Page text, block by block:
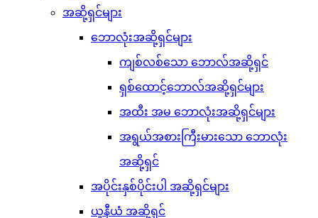
အဆို့ရှင်များ
ဘောလုံးအဆို့ရှင်များ
ကျစ်လစ်သော ဘောလ်အဆို့ရှင်
ရှစ်ထောင့်ဘောလ်အဆို့ရှင်များ
အထီး အမ ဘောလုံးအဆို့ရှင်များ
အရွယ်အစားကြီးမားသော ဘောလုံး
အဆို့ရှင်
အပိုင်းနှစ်ပိုင်းပါ အဆို့ရှင်များ
ယူနီယံ အဆို့ရှင်